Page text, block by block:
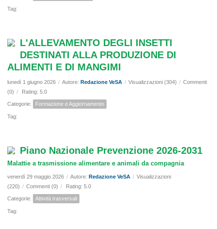
Tag:
L'ALLEVAMENTO DEGLI INSETTI
DESTINATI ALLA PRODUZIONE DI
ALIMENTI E DI MANGIMI
lunedì 1 giugno 2026 / Autore: Redazione VeSA / Visualizzazioni (304) / Commenti
(0) / Rating: 5.0
Categorie: Formazione e Aggiornamento
Tag:
Piano Nazionale Prevenzione 2026-2031
Malattie a trasmissione alimentare e animali da compagnia
venerdì 29 maggio 2026 / Autore: Redazione VeSA / Visualizzazioni
(220) / Commenti (0) / Rating: 5.0
Categorie: Attività trasversali
Tag: